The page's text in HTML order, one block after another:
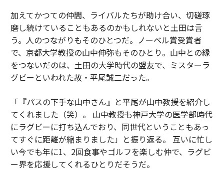
加えてかつての仲間、ライバルたちが助け合い、切磋琢
磨し続けていることもあるのかもしれないと土田は言
う。人のつながりもそのひとつだ。ノーベル賞受賞者
で、京都大学教授の山中伸弥もそのひとり。山中との縁
をつないだのは、土田の大学時代の盟友で、ミスターラ
グビーといわれた故・平尾誠二だった。
「『パスの下手な山中さん』と平尾が山中教授を紹介し
てくれました（笑）。 山中教授も神戸大学の医学部時代
にラグビーに打ち込んでおり、同世代ということもあっ
てすぐに距離が縮まりました」と振り返る。 互いに忙し
い今でも年に1、2回食事やゴルフを楽しむ仲で、ラグビ
ー界を応援してくれるひとりだそうだ。